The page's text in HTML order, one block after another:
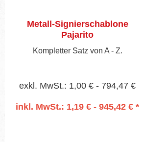
Metall-Signierschablone
Pajarito
Kompletter Satz von A - Z.
exkl. MwSt.: 1,00 € - 794,47 €
inkl. MwSt.: 1,19 € - 945,42 € *